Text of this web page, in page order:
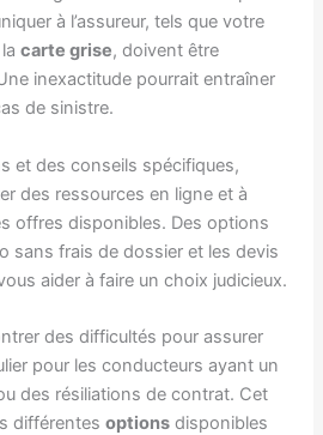
à l’assureur, tels que votre
lacarte grise, doivent être
inexactitude pourrait entraîner
de sinistre.
et des conseils spécifiques,
des ressources en ligne et à
offres disponibles. Des options
sans frais de dossier et les devis
aider à faire un choix judicieux.
des difficultés pour assurer
pour les conducteurs ayant un
des résiliations de contrat. Cet
différentesoptions disponibles